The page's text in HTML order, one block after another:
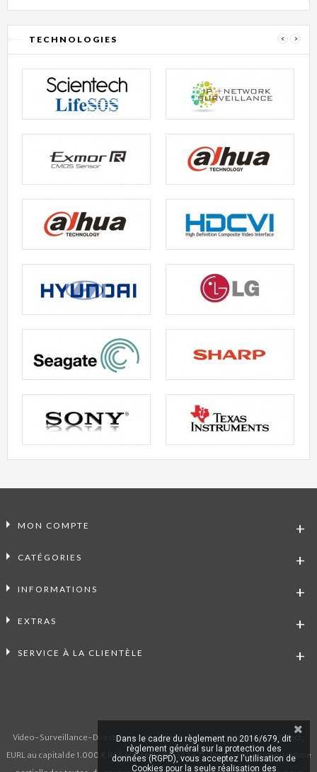
TECHNOLOGIES ‹ ›
MON COMPTE
CATÉGORIES
INFORMATIONS
EXTRAS
SERVICE À LA CLIENTÈLE
Video-Surveillance-Direct.com est le site marchand de Vidéo Alarme Direct,
EURL au capital de 1.000 € RCS Marseille 911 363 471. Toute reproduction même
Dans le cadre du règlement no 2016/679, dit
règlement général sur la protection des
données (RGPD), vous acceptez l'utilisation de
Cookies pour la seule réalisation des